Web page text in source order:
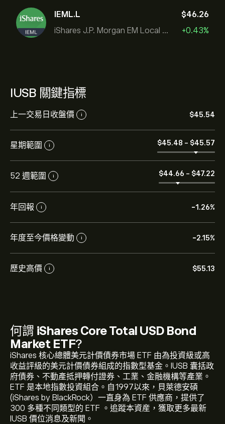
IEML.L
iShares J.P. Morgan EM Local Govt Bond UCITS ETF
‎$‎46.26
+0.43%
IUSB 關鍵指標
上一交易日收盤價 i ‎$‎45.54
星期範圍 i ‎$‎45.48 - ‎$‎45.57
52 週範圍 i ‎$‎44.66 - ‎$‎47.22
年回報 i -1.26%
年度至今價格變動 i -2.15%
歷史高價 i ‎$‎55.13
何謂 iShares Core Total USD Bond
Market ETF?
iShares 核心總體美元計價債券市場 ETF 由為投資級或高
收益評級的美元計價債券組成的指數型基金。IUSB 囊括政
府債券、不動產抵押轉付證券、工業、金融機構等產業。
ETF 是本地指數投資組合。自1997以來，貝萊德安碩
(iShares by BlackRock）一直身為 ETF 供應商，提供了
300 多種不同類型的 ETF 。追蹤本資産，獲取更多最新
IUSB 價位消息及新聞。
IUSB 的目前價格是 ‎$‎45.54 美元
iShares Core Total USD Bond Market ETF 的歷史高點是
‎$‎55.13 美元
選取 eToro 圖表上的「1D」或「1W」時間範圍，並縮小